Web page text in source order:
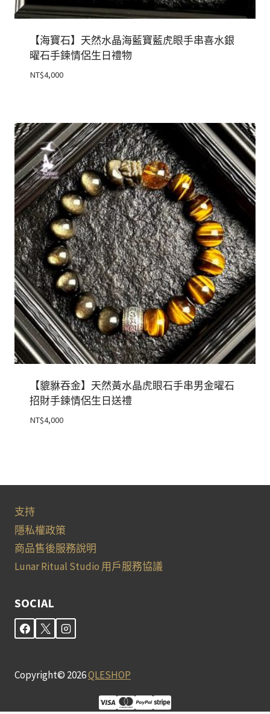
【海寶石】天然水晶海藍寶藍虎眼手串喜水銀
曜石手鍊情侶生日禮物
NT$4,000
【貔貅吞金】天然黃水晶虎眼石手串男金曜石
招財手鍊情侶生日送禮
NT$4,000
支持
隱私權政策
商品售後服務說明
Lunar Ritual Studio 用戶服務協議
SOCIAL
Copyright© 2026QLESHOP